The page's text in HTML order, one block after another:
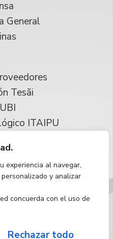
experiencia al navegar,
y analizar
concuerda con el uso de
Rechazar todo
General
Tesãi
ITAIPU
los derechos